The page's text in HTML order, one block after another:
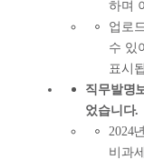
하며
업로
수 있
표시
직무발명
었습니다.
2024
비과